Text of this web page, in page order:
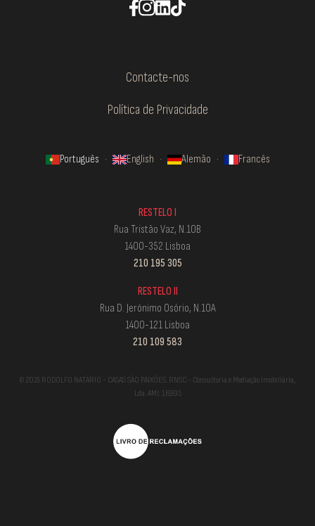
Contacte-nos
Política de Privacidade
Português · English · Alemão · Francês
RESTELO I
Rua Tristão Vaz, N.10B
1400-352 Lisboa
210 195 305
RESTELO II
Rua D. Jerónimo Osório, N.10A
1400-121 Lisboa
210 109 583
© 2025 RODOLFO NATÁRIO - CASAS SÃO PAIXÕES. RNSC - Consultoria e Mediação Imobiliária,
Lda. AMI: 16993